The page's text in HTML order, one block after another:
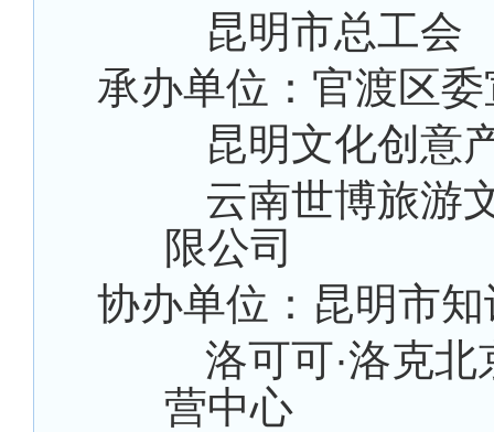
昆明市总工会
承办单位：官渡区
昆明文化创意
云南世博旅游
限公司
协办单位：昆明市
洛可可·洛克
营中心